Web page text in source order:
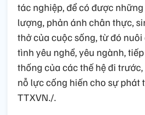
tác nghiệp, để có được
lượng, phản ánh chân thực,
thở của cuộc sống, từ đó
tình yêu nghề, yêu ngành,
thống của các thế hệ đi
nỗ lực cống hiến cho sự phát
TTXVN./.